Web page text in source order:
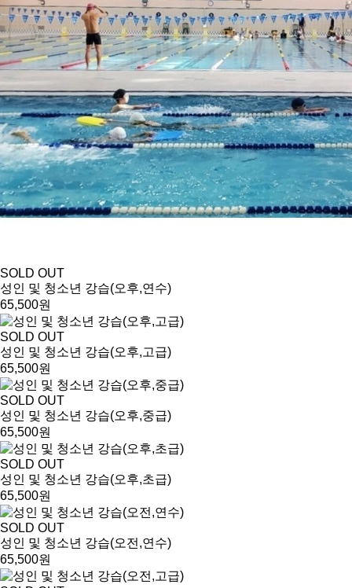
SOLD OUT
성인 및 청소년 강습(오후,연수)
65,500원
SOLD OUT
성인 및 청소년 강습(오후,고급)
65,500원
SOLD OUT
성인 및 청소년 강습(오후,중급)
65,500원
SOLD OUT
성인 및 청소년 강습(오후,초급)
65,500원
SOLD OUT
성인 및 청소년 강습(오전,연수)
65,500원